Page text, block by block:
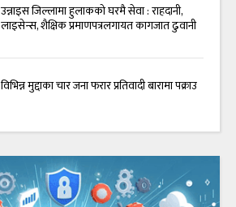
उन्नाइस जिल्लामा हुलाकको घरमै सेवा : राहदानी,
लाइसेन्स, शैक्षिक प्रमाणपत्रलगायत कागजात ढुवानी
विभिन्न मुद्दाका चार जना फरार प्रतिवादी बारामा पक्राउ